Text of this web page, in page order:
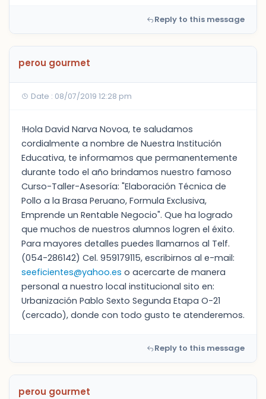
Reply to this message
perou gourmet
Date : 08/07/2019 12:28 pm
!Hola David Narva Novoa, te saludamos
cordialmente a nombre de Nuestra Institución
Educativa, te informamos que permanentemente
durante todo el año brindamos nuestro famoso
Curso-Taller-Asesoría: "Elaboración Técnica de
Pollo a la Brasa Peruano, Formula Exclusiva,
Emprende un Rentable Negocio". Que ha logrado
que muchos de nuestros alumnos logren el éxito.
Para mayores detalles puedes llamarnos al Telf.
(054-286142) Cel. 959179115, escribirnos al e-mail:
seeficientes@yahoo.es o acercarte de manera
personal a nuestro local institucional sito en:
Urbanización Pablo Sexto Segunda Etapa O-21
(cercado), donde con todo gusto te atenderemos.
Reply to this message
perou gourmet